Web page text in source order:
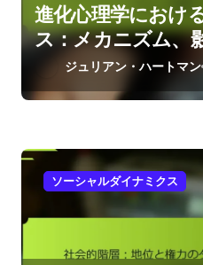
進化心理学におけ
ス：メカニズム、
ジュリアン・ハートマン
ソーシャルダイナミクス